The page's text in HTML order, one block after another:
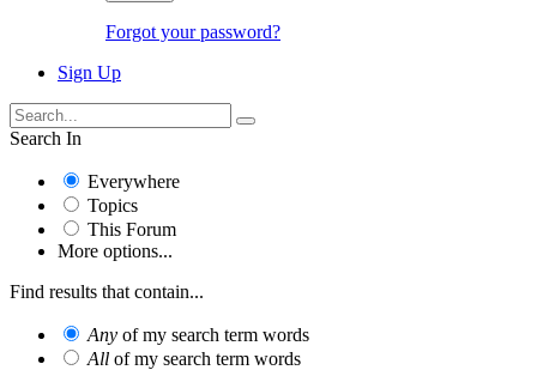
Forgot your password?
Sign Up
Search In
Everywhere
Topics
This Forum
More options...
Find results that contain...
Any of my search term words
All of my search term words